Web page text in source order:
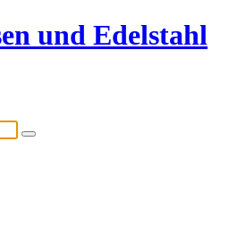
und Edelstahl